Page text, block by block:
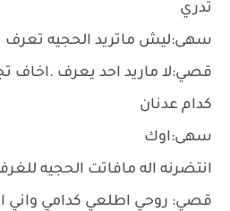
تدري
سهى:ليش ماتريد الحجيه تعرف
قصي:لا ماريد احد يعرف .اخاف
كدام عدنان
سهى:اوك
انتضرنه اله مافاتت الحجيه
قصي: روحي اطلعي كدامي واني